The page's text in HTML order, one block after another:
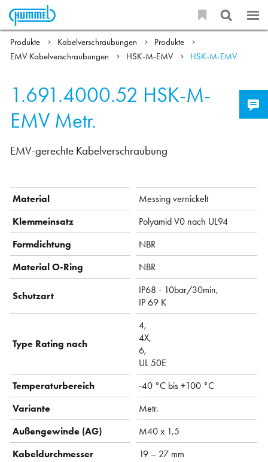
Produkte Kabelverschraubungen
Produkte
EMV Kabelverschraubungen
HSK-M-EMV HSK-M-EMV
1.691.4000.52 HSK-M-
EMV Metr.
EMV-gerechte Kabelverschraubung
Material
Messing vernickelt
Klemmeinsatz
Polyamid V0 nach UL94
Formdichtung
NBR
Material O-Ring
NBR
Schutzart
IP68 - 10bar/30min,
IP 69 K
Type Rating nach
4,
4X,
6,
UL 50E
Temperaturbereich
-40 °C bis +100 °C
Variante
Metr.
Außengewinde (AG)
M40 x 1,5
Kabeldurchmesser
19 – 27 mm